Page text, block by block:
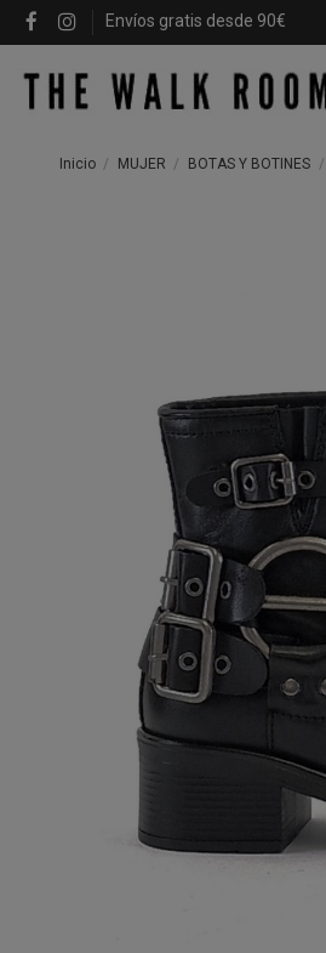
Envíos gratis desde 90€
Inicio MUJER BOTAS Y BOTINES